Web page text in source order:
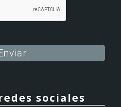
sociales